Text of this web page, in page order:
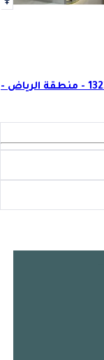
الشيخ عبدالعزيز بن عبدالرحمن بن بشر - 13223 - منطقة الرياض -